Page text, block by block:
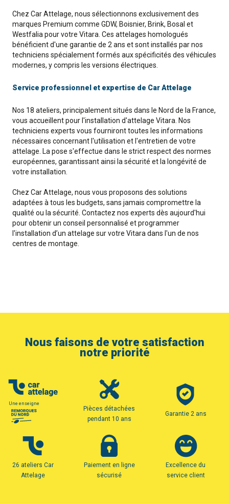
Chez Car Attelage, nous sélectionnons exclusivement des
marques Premium comme GDW, Boisnier, Brink, Bosal et
Westfalia pour votre Vitara. Ces attelages homologués
bénéficient d'une garantie de 2 ans et sont installés par nos
techniciens spécialement formés aux spécificités des véhicules
modernes, y compris les versions électriques.
Service professionnel et expertise de Car Attelage
Nos 18 ateliers, principalement situés dans le Nord de la France,
vous accueillent pour l'installation d'attelage Vitara. Nos
techniciens experts vous fourniront toutes les informations
nécessaires concernant l'utilisation et l'entretien de votre
attelage. La pose s'effectue dans le strict respect des normes
européennes, garantissant ainsi la sécurité et la longévité de
votre installation.
Chez Car Attelage, nous vous proposons des solutions
adaptées à tous les budgets, sans jamais compromettre la
qualité ou la sécurité. Contactez nos experts dès aujourd'hui
pour obtenir un conseil personnalisé et programmer
l'installation d’un attelage sur votre Vitara dans l'un de nos
centres de montage.
Nous faisons de votre satisfaction
notre priorité
Une enseigne
Pièces détachées
pendant 10 ans
Garantie 2 ans
26 ateliers Car
Attelage
Paiement en ligne
sécurisé
Excellence du
service client